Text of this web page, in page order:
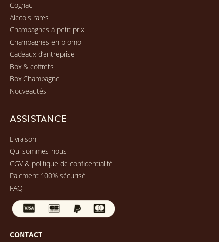
Cognac
Alcools rares
Champagnes à petit prix
Champagnes en promo
Cadeaux d’entreprise
Box & coffrets
Box Champagne
Nouveautés
ASSISTANCE
Livraison
Qui sommes-nous
CGV & politique de confidentialité
Paiement 100% sécurisé
FAQ
CONTACT